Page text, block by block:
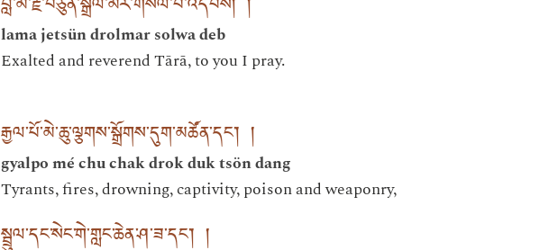
lama jetsün drolmar solwa deb
Exalted and reverend Tārā, to you I pray.
རྒྱལ་པོ་མེ་ཆུ་ལྕགས་སྒྲོགས་དུག་མཚོན་དང་། །
gyalpo mé chu chak drok duk tsön dang
Tyrants, fires, drowning, captivity, poison and weaponry,
སྦྲུལ་དང་སེང་གེ་གླང་ཆེན་ཤ་ཟ་དང་། །